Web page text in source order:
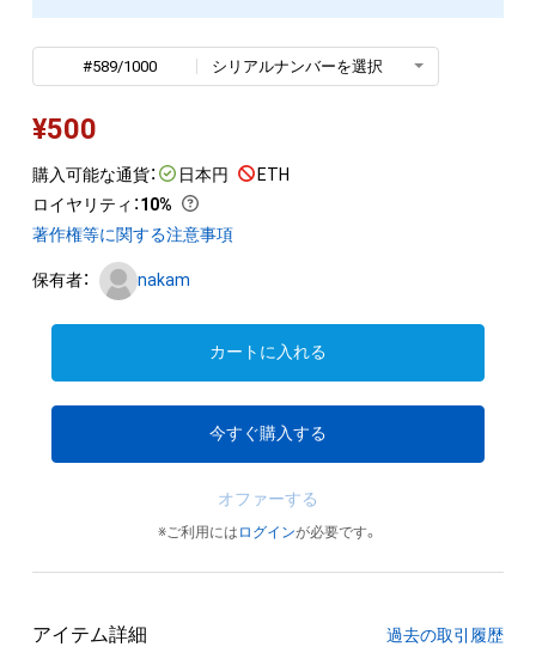
#589/1000 シリアルナンバーを選択
¥500
購入可能な通貨： 日本円
ETH
ロイヤリティ ：10%
著作権等に関する注意事項
保有者： nakam
カートに入れる
今すぐ購入する
オファーする
※ご利用には ログインが必要です。
アイテム詳細 過去の取引履歴